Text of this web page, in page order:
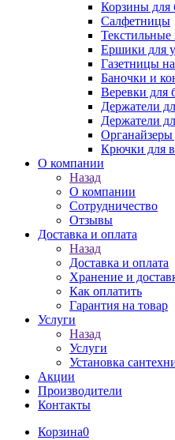
Корзины для
Салфетницы
Ершики для
Газетницы
Баночки и
Веревки для
Держатели
Держатели
Органайзеры
Крючки для
О компании
Назад
О компании
Сотрудничество
Отзывы
Доставка и оплата
Назад
Доставка и оплата
Хранение и
Как оплатить
Гарантия на товар
Услуги
Назад
Услуги
Установка
Акции
Производители
Контакты
Корзина0